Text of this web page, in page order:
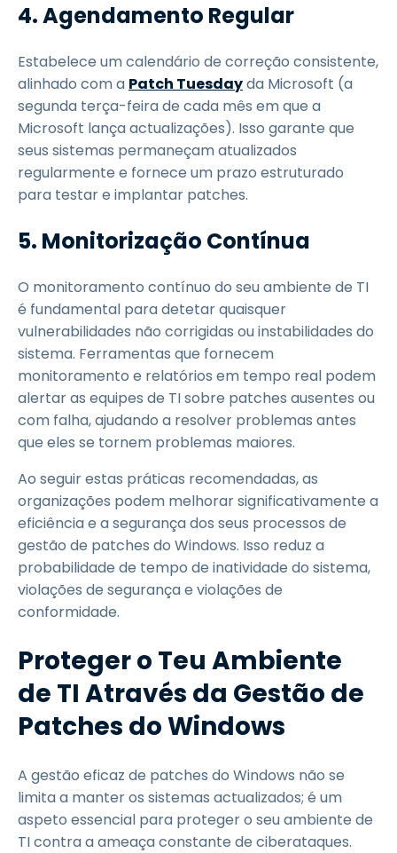
4. Agendamento Regular
Estabelece um calendário de correção consistente,
alinhado com a Patch Tuesdayda Microsoft (a
segunda terça-feira de cada mês em que a
Microsoft lança actualizações). Isso garante que
seus sistemas permaneçam atualizados
regularmente e fornece um prazo estruturado
para testar e implantar patches.
5. Monitorização Contínua
O monitoramento contínuo do seu ambiente de TI
é fundamental para detetar quaisquer
vulnerabilidades não corrigidas ou instabilidades do
sistema. Ferramentas que fornecem
monitoramento e relatórios em tempo real podem
alertar as equipes de TI sobre patches ausentes ou
com falha, ajudando a resolver problemas antes
que eles se tornem problemas maiores.
Ao seguir estas práticas recomendadas, as
organizações podem melhorar significativamente a
eficiência e a segurança dos seus processos de
gestão de patches do Windows. Isso reduz a
probabilidade de tempo de inatividade do sistema,
violações de segurança e violações de
conformidade.
Proteger o Teu Ambiente
de TI Através da Gestão de
Patches do Windows
A gestão eficaz de patches do Windows não se
limita a manter os sistemas actualizados; é um
aspeto essencial para proteger o seu ambiente de
TI contra a ameaça constante de ciberataques.